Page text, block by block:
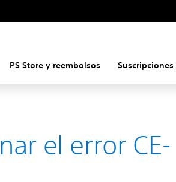
PS Store y reembolsos Suscripciones
el error CE-